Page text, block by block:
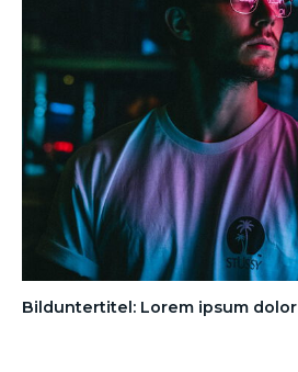
Bilduntertitel: Lorem ipsum dolor